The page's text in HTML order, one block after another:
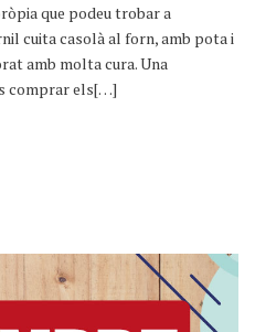
que podeu trobar a
cuita casolà al forn, amb pota i
amb molta cura. Una
comprar els[…]